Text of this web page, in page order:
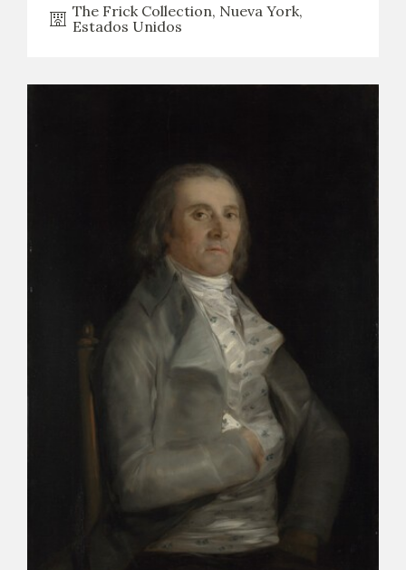
The Frick Collection, Nueva York,
Estados Unidos